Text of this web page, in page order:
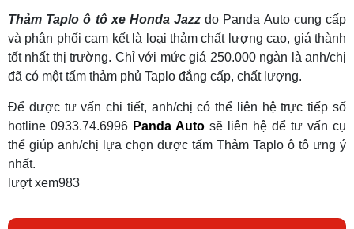
Thảm Taplo ô tô xe Honda Jazz do Panda Auto cung cấp
và phân phối cam kết là loại thảm chất lượng cao, giá thành
tốt nhất thị trường. Chỉ với mức giá 250.000 ngàn là anh/chị
đã có một tấm thảm phủ Taplo đẳng cấp, chất lượng.
Để được tư vấn chi tiết, anh/chị có thể liên hệ trực tiếp số
hotline 0933.74.6996 Panda Auto sẽ liên hệ để tư vấn cụ
thể giúp anh/chị lựa chọn được tấm Thảm Taplo ô tô ưng ý
nhất.
lượt xem983